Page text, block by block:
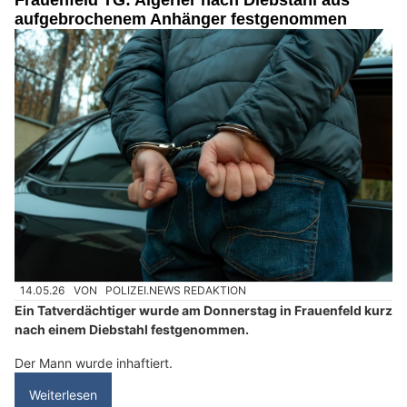
aufgebrochenem Anhänger festgenommen
14.05.26 VON POLIZEI.NEWS REDAKTION
Ein Tatverdächtiger wurde am Donnerstag in Frauenfeld kurz
nach einem Diebstahl festgenommen.
Der Mann wurde inhaftiert.
Weiterlesen